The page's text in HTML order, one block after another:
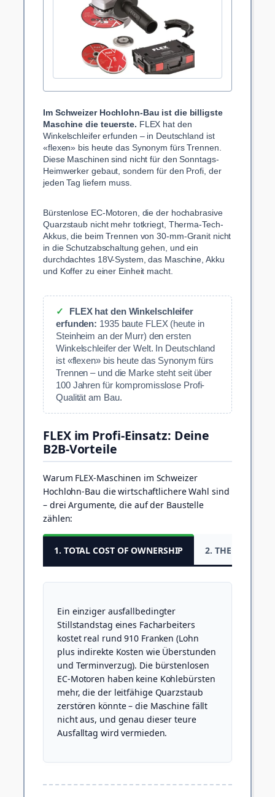
Im Schweizer Hochlohn-Bau ist die billigste
Maschine die teuerste. FLEX hat den
Winkelschleifer erfunden – in Deutschland ist
«flexen» bis heute das Synonym fürs Trennen.
Diese Maschinen sind nicht für den Sonntags-
Heimwerker gebaut, sondern für den Profi, der
jeden Tag liefern muss.
Bürstenlose EC-Motoren, die der hochabrasive
Quarzstaub nicht mehr totkriegt, Therma-Tech-
Akkus, die beim Trennen von 30-mm-Granit nicht
in die Schutzabschaltung gehen, und ein
durchdachtes 18V-System, das Maschine, Akku
und Koffer zu einer Einheit macht.
✓
FLEX hat den Winkelschleifer
erfunden: 1935 baute FLEX (heute in
Steinheim an der Murr) den ersten
Winkelschleifer der Welt. In Deutschland
ist «flexen» bis heute das Synonym fürs
Trennen – und die Marke steht seit über
100 Jahren für kompromisslose Profi-
Qualität am Bau.
FLEX im Profi-Einsatz: Deine
B2B-Vorteile
Warum FLEX-Maschinen im Schweizer
Hochlohn-Bau die wirtschaftlichere Wahl sind
– drei Argumente, die auf der Baustelle
zählen:
1. TOTAL COST OF OWNERSHIP 2. THERMA-
Ein einziger ausfallbedingter
Stillstandstag eines Facharbeiters
kostet real rund 910 Franken (Lohn
plus indirekte Kosten wie Überstunden
und Terminverzug). Die bürstenlosen
EC-Motoren haben keine Kohlebürsten
mehr, die der leitfähige Quarzstaub
zerstören könnte – die Maschine fällt
nicht aus, und genau dieser teure
Ausfalltag wird vermieden.